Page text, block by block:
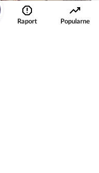
Raport
Popularne